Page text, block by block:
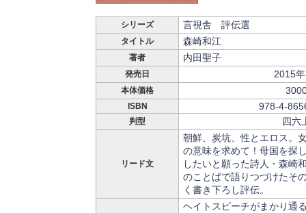
シリーズ 言視舎 評伝選
タイトル 森崎和江
著者 内田聖子
発売日 2015
本体価格
ISBN 978-4-
判型 四六
リード文
朝鮮、炭坑、性とエロス。
の意味を求めて！母国を探
したいと願った詩人・森崎
のことばで語りつづけたそ
く書き下ろし評伝。
ヘイトスピーチがまかり通